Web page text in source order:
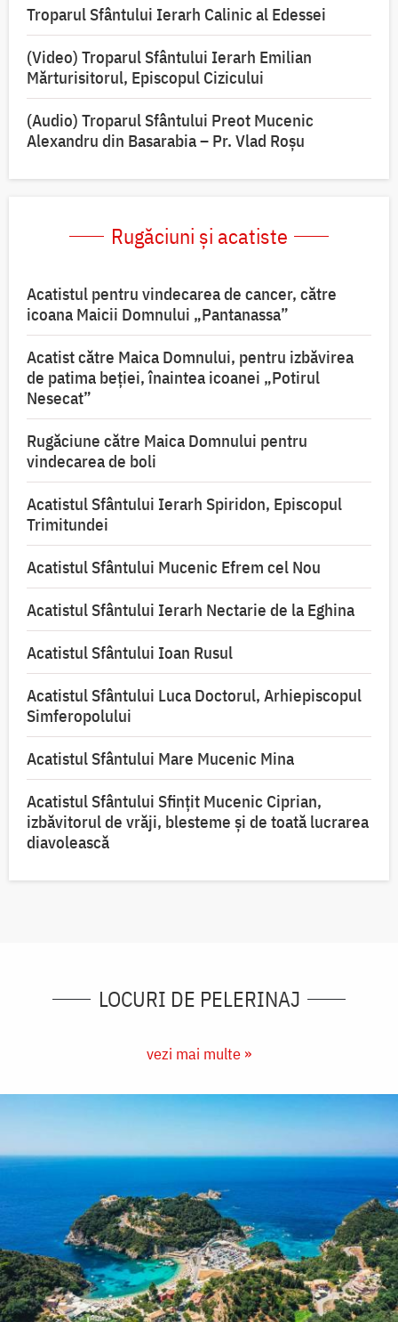
Troparul Sfântului Ierarh Calinic al Edessei
(Video) Troparul Sfântului Ierarh Emilian
Mărturisitorul, Episcopul Cizicului
(Audio) Troparul Sfântului Preot Mucenic
Alexandru din Basarabia – Pr. Vlad Roșu
Rugăciuni și acatiste
Acatistul pentru vindecarea de cancer, către
icoana Maicii Domnului „Pantanassa”
Acatist către Maica Domnului, pentru izbăvirea
de patima beției, înaintea icoanei „Potirul
Nesecat”
Rugăciune către Maica Domnului pentru
vindecarea de boli
Acatistul Sfântului Ierarh Spiridon, Episcopul
Trimitundei
Acatistul Sfântului Mucenic Efrem cel Nou
Acatistul Sfântului Ierarh Nectarie de la Eghina
Acatistul Sfântului Ioan Rusul
Acatistul Sfântului Luca Doctorul, Arhiepiscopul
Simferopolului
Acatistul Sfântului Mare Mucenic Mina
Acatistul Sfântului Sfințit Mucenic Ciprian,
izbăvitorul de vrăji, blesteme și de toată lucrarea
diavolească
LOCURI DE PELERINAJ
vezi mai multe »